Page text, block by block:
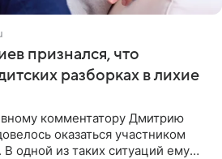
признался, что
разборках в лихие
комментатору Дмитрию
оказаться участником
В одной из таких ситуаций ему